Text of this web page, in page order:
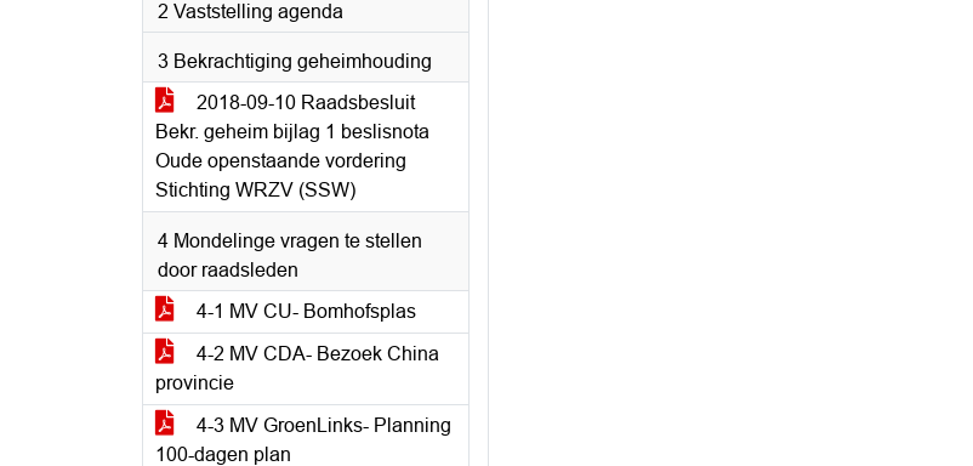
2 Vaststelling agenda
3 Bekrachtiging geheimhouding
2018-09-10 Raadsbesluit
Bekr. geheim bijlag 1 beslisnota
Oude openstaande vordering
Stichting WRZV (SSW)
4 Mondelinge vragen te stellen
door raadsleden
4-1 MV CU- Bomhofsplas
4-2 MV CDA- Bezoek China
provincie
4-3 MV GroenLinks- Planning
100-dagen plan